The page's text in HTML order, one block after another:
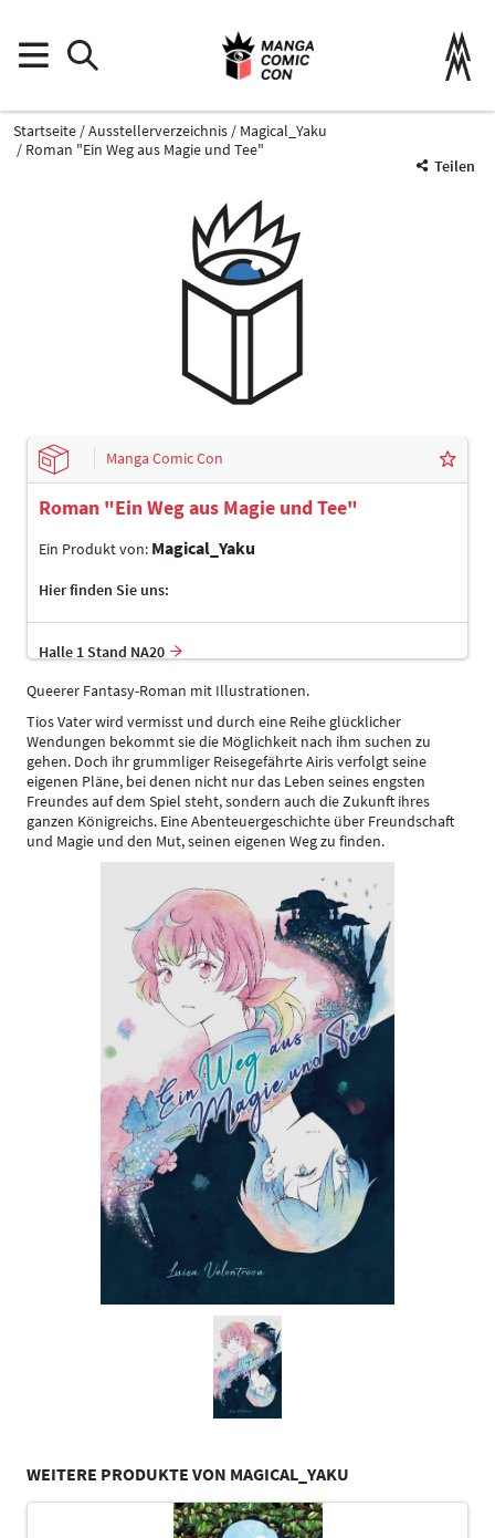
Startseite Ausstellerverzeichnis
Magical_Yaku
Roman "Ein Weg aus Magie und Tee"
Teilen
Manga Comic Con
Roman "Ein Weg aus Magie und Tee"
Ein Produkt von: Magical_Yaku
Hier finden Sie uns:
Halle 1 Stand NA20
Queerer Fantasy-Roman mit Illustrationen.
Tios Vater wird vermisst und durch eine Reihe glücklicher
Wendungen bekommt sie die Möglichkeit nach ihm suchen zu
gehen. Doch ihr grummliger Reisegefährte Airis verfolgt seine
eigenen Pläne, bei denen nicht nur das Leben seines engsten
Freundes auf dem Spiel steht, sondern auch die Zukunft ihres
ganzen Königreichs. Eine Abenteuergeschichte über Freundschaft
und Magie und den Mut, seinen eigenen Weg zu finden.
WEITERE PRODUKTE VON MAGICAL_YAKU